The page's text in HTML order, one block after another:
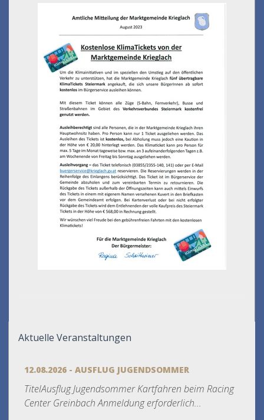
Aktuelle Veranstaltungen
12.08.2026 - AUSFLUG JUGENDSOMMER
TitelAusflug Jugendsommer Kartfahren beim Racing
Center Greinbach Anmeldung erforderlich...